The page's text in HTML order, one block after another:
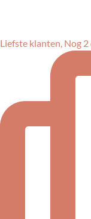
Liefste klanten, Nog